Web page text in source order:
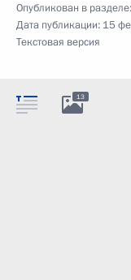
Опубликован в разделе:
Дата публикации: 15
Текстовая версия
13